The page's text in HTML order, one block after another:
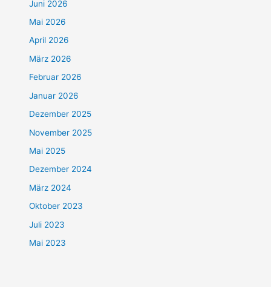
Juni 2026
Mai 2026
April 2026
März 2026
Februar 2026
Januar 2026
Dezember 2025
November 2025
Mai 2025
Dezember 2024
März 2024
Oktober 2023
Juli 2023
Mai 2023